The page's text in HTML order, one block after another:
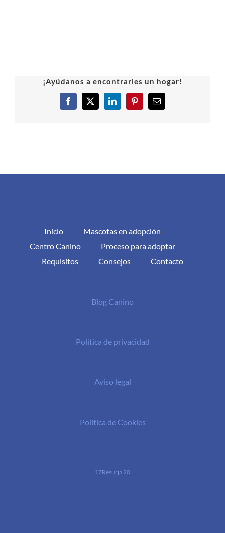
¡Ayúdanos a encontrarles un hogar!
Facebook
X LinkedInPinterestCorreo
Inicio
Mascotas en adopción
Centro Canino
Proceso para adoptar
Requisitos
Consejos Contacto
Blog Canino
Política de privacidad
Aviso legal
Política de Cookies
17Resurja 20